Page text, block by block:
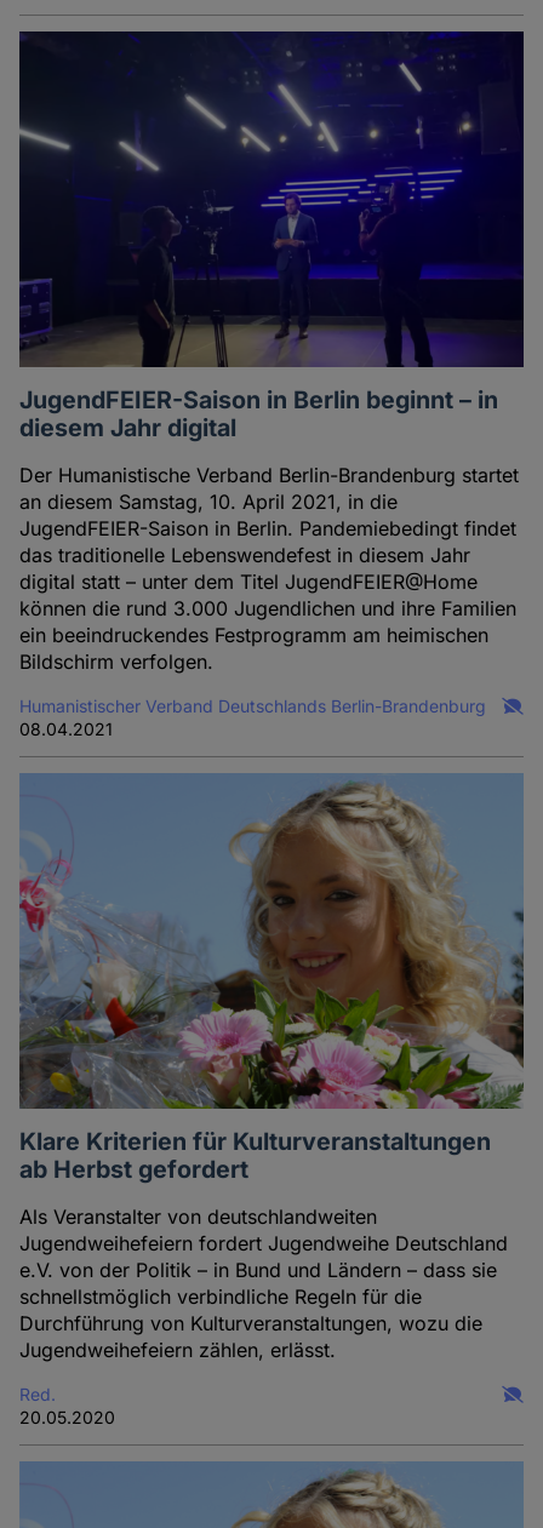
JugendFEIER-Saison in Berlin beginnt – in
diesem Jahr digital
Der Humanistische Verband Berlin-Brandenburg startet
an diesem Samstag, 10. April 2021, in die
JugendFEIER-Saison in Berlin. Pandemiebedingt findet
das traditionelle Lebenswendefest in diesem Jahr
digital statt – unter dem Titel JugendFEIER@Home
können die rund 3.000 Jugendlichen und ihre Familien
ein beeindruckendes Festprogramm am heimischen
Bildschirm verfolgen.
Humanistischer Verband Deutschlands Berlin-Brandenburg
08.04.2021
Klare Kriterien für Kulturveranstaltungen
ab Herbst gefordert
Als Veranstalter von deutschlandweiten
Jugendweihefeiern fordert Jugendweihe Deutschland
e.V. von der Politik – in Bund und Ländern – dass sie
schnellstmöglich verbindliche Regeln für die
Durchführung von Kulturveranstaltungen, wozu die
Jugendweihefeiern zählen, erlässt.
Red.
20.05.2020